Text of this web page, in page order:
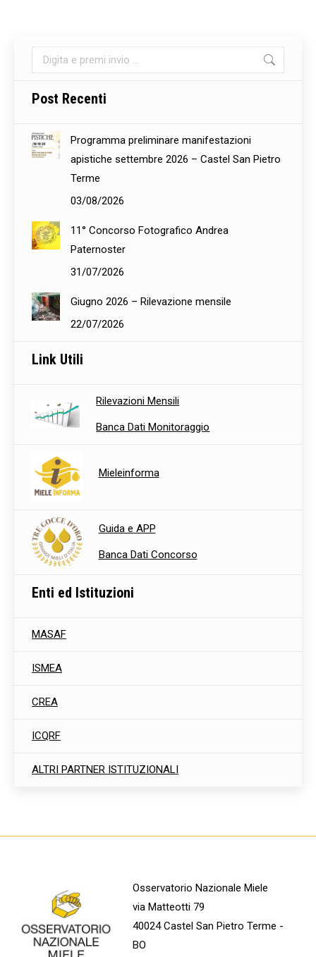
Cerca:
Post Recenti
Programma preliminare manifestazioni
apistiche settembre 2026 – Castel San Pietro
Terme
03/08/2026
11° Concorso Fotografico Andrea
Paternoster
31/07/2026
Giugno 2026 – Rilevazione mensile
22/07/2026
Link Utili
Rilevazioni Mensili
Banca Dati Monitoraggio
Mieleinforma
Guida e APP
Banca Dati Concorso
Enti ed Istituzioni
MASAF
ISMEA
CREA
ICQRF
ALTRI PARTNER ISTITUZIONALI
Osservatorio Nazionale Miele
via Matteotti 79
40024 Castel San Pietro Terme -
BO